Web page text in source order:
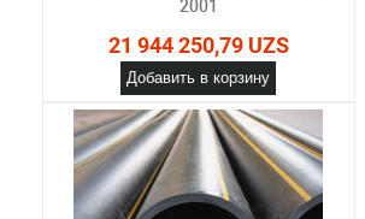
2001
21 944 250,79 UZS
Добавить в корзину